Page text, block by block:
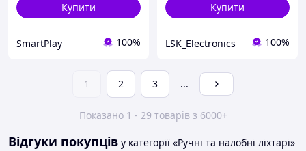
Купити
SmartPlay 100%
Купити
LSK_Electronics 100%
1 2 3 ...
Показано 1 - 29 товарів з 6000+
Відгуки покупців у категорії «Ручні та налобні ліхтарі»